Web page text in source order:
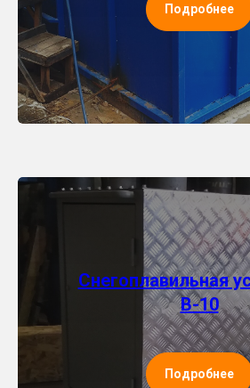
Подробнее
Снегоплавильная
В-10
Подробнее